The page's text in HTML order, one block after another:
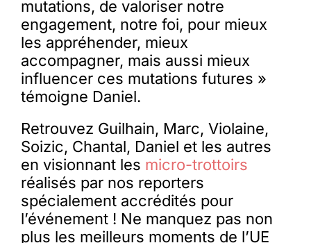
mutations, de valoriser notre
engagement, notre foi, pour mieux
les appréhender, mieux
accompagner, mais aussi mieux
influencer ces mutations futures »
témoigne Daniel.
Retrouvez Guilhain, Marc, Violaine,
Soizic, Chantal, Daniel et les autres
en visionnant les micro-trottoirs
réalisés par nos reporters
spécialement accrédités pour
l’événement ! Ne manquez pas non
plus les meilleurs moments de l’UE